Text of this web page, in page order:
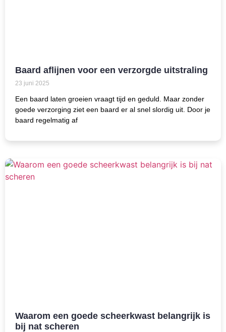
Baard aflijnen voor een verzorgde uitstraling
23 juni 2025
Een baard laten groeien vraagt tijd en geduld. Maar zonder
goede verzorging ziet een baard er al snel slordig uit. Door je
baard regelmatig af
Waarom een goede scheerkwast belangrijk is
bij nat scheren